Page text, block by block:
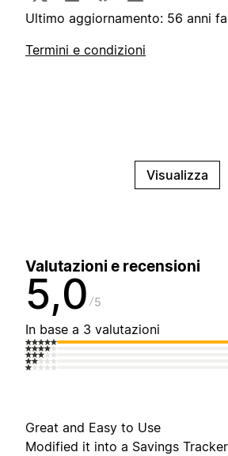
Ultimo aggiornamento: 56 anni fa
Termini e condizioni
Visualizza
Valutazioni e recensioni
5,0 5
In base a 3 valutazioni
Great and Easy to Use
Modified it into a Savings